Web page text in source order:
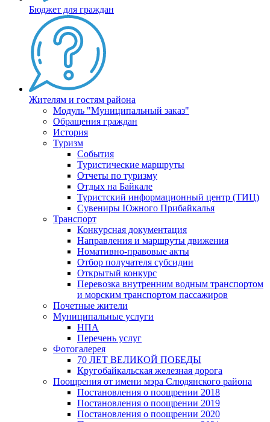
Бюджет для граждан
Жителям и гостям района
Модуль "Муниципальный заказ"
Обращения граждан
История
Туризм
События
Туристические маршруты
Отчеты по туризму
Отдых на Байкале
Туристский информационный центр (ТИЦ)
Сувениры Южного Прибайкалья
Транспорт
Конкурсная документация
Направления и маршруты движения
Номативно-правовые акты
Отбор получателя субсидии
Открытый конкурс
Перевозка внутренним водным транспортом
и морским транспортом пассажиров
Почетные жители
Муниципальные услуги
НПА
Перечень услуг
Фотогалерея
70 ЛЕТ ВЕЛИКОЙ ПОБЕДЫ
Кругобайкальская железная дорога
Поощрения от имени мэра Слюдянского района
Постановления о поощрении 2018
Постановления о поощрении 2019
Постановления о поощрении 2020